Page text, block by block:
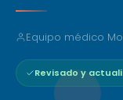
Equipo médico
Revisado y